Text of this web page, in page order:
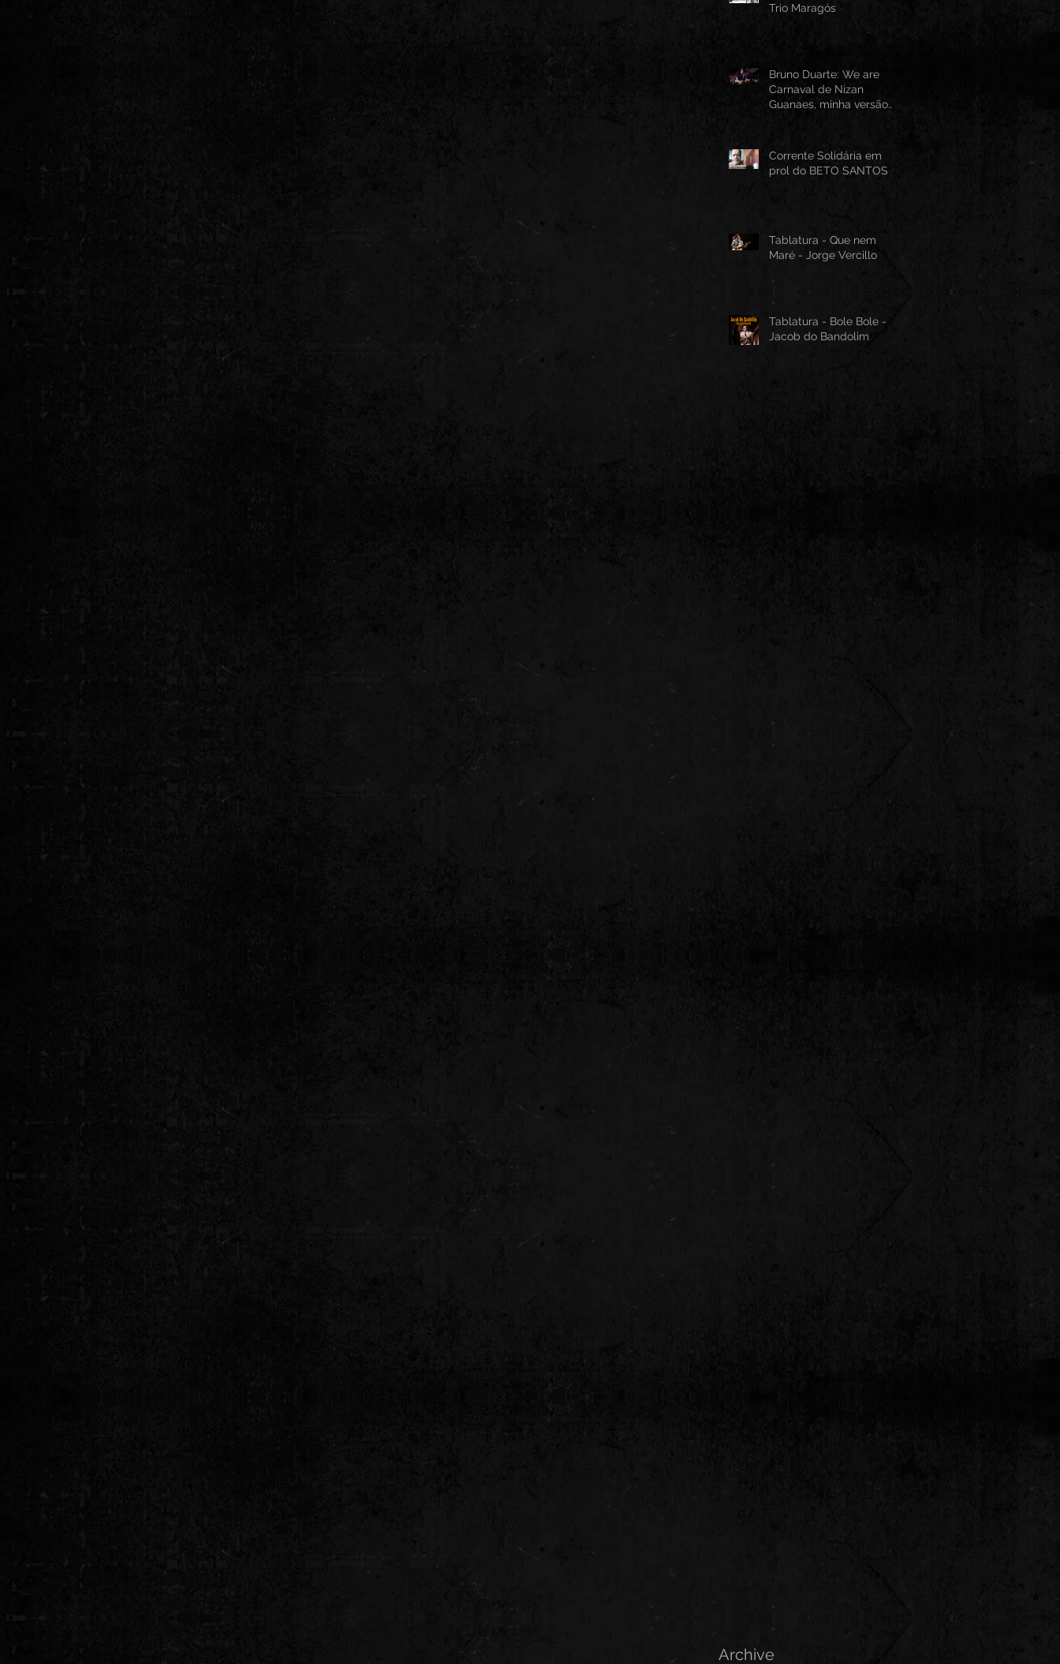
Trio Maragós
Bruno Duarte: We are
Carnaval de Nizan
Guanaes, minha versão
Corrente Solidária em
prol do BETO SANTOS
Tablatura - Que nem
Maré - Jorge Vercillo
Tablatura - Bole Bole -
Jacob do Bandolim
Archive